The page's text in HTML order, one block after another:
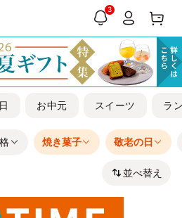
3
お中元 スイーツ ラ
焼き菓子 敬老の日
並べ替え